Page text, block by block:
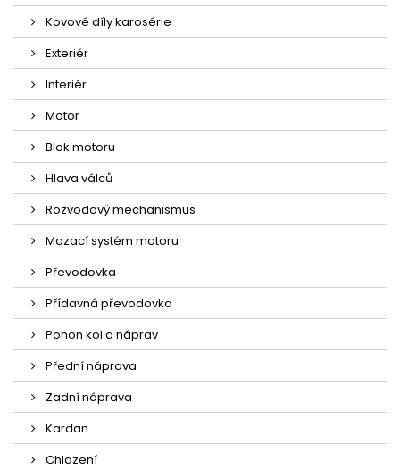
Kovové díly karosérie
Exteriér
Interiér
Motor
Blok motoru
Hlava válců
Rozvodový mechanismus
Mazací systém motoru
Převodovka
Přídavná převodovka
Pohon kol a náprav
Přední náprava
Zadní náprava
Kardan
Chlazení